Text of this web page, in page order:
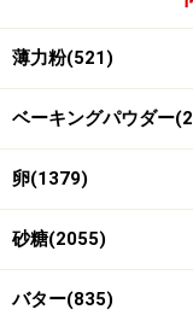
※このとき、袋の
んでいくと、次の
薄力粉(521)
ベーキングパウダー
卵(1379)
砂糖(2055)
バター(835)